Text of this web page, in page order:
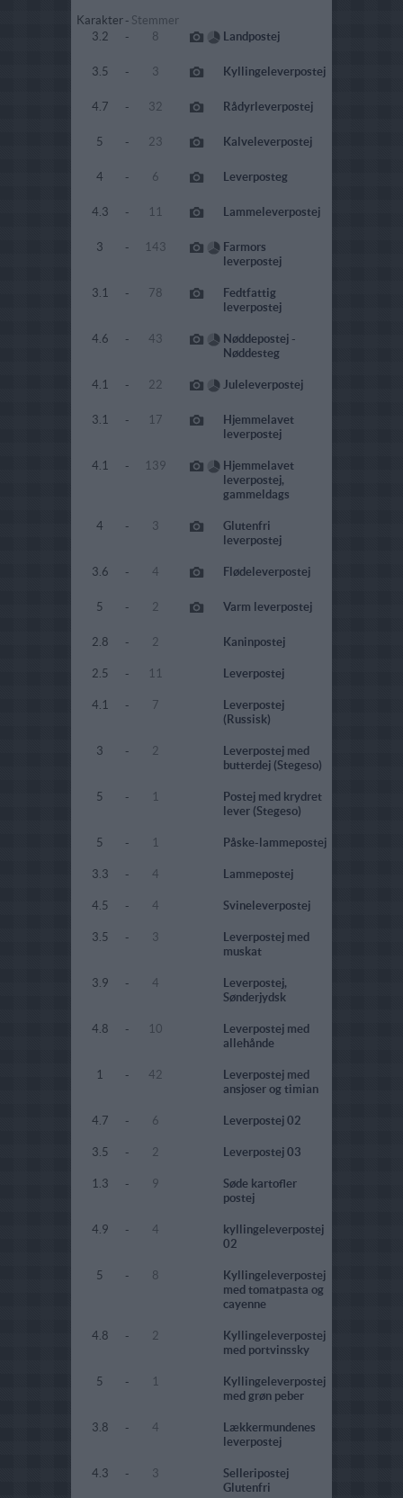
Karakter - Stemmer
3.2
- 8 Landpostej
3.5 - 3 Kyllingeleverpostej
4.7 - 32 Rådyrleverpostej
5 - 23 Kalveleverpostej
4 - 6 Leverposteg
4.3 - 11 Lammeleverpostej
3 - 143
Farmors
leverpostej
3.1 - 78
Fedtfattig
leverpostej
4.6 - 43
Nøddepostej -
Nøddesteg
4.1 - 22 Juleleverpostej
3.1 - 17
Hjemmelavet
leverpostej
4.1 - 139
Hjemmelavet
leverpostej,
gammeldags
4 - 3
Glutenfri
leverpostej
3.6 - 4 Flødeleverpostej
5 - 2 Varm leverpostej
2.8 - 2 Kaninpostej
2.5 - 11 Leverpostej
4.1 - 7
Leverpostej
(Russisk)
3 - 2
Leverpostej med
butterdej (Stegeso)
5 - 1
Postej med krydret
lever (Stegeso)
5 - 1 Påske-lammepostej
3.3 - 4 Lammepostej
4.5 - 4 Svineleverpostej
3.5 - 3
Leverpostej med
muskat
3.9 - 4
Leverpostej,
Sønderjydsk
4.8 - 10
Leverpostej med
allehånde
1 - 42
Leverpostej med
ansjoser og timian
4.7 - 6 Leverpostej 02
3.5 - 2 Leverpostej 03
1.3 - 9
Søde kartofler
postej
4.9 - 4
kyllingeleverpostej
02
5 - 8
Kyllingeleverpostej
med tomatpasta og
cayenne
4.8 - 2
Kyllingeleverpostej
med portvinssky
5 - 1
Kyllingeleverpostej
med grøn peber
3.8 - 4
Lækkermundenes
leverpostej
4.3 - 3
Selleripostej
Glutenfri